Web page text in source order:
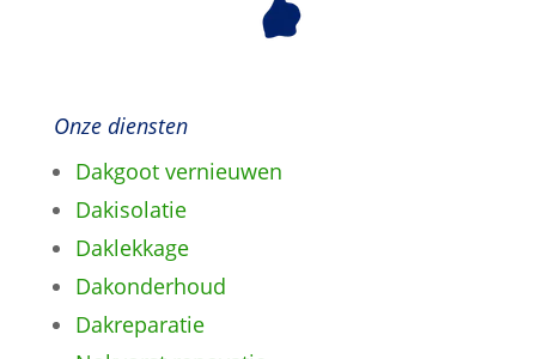
Onze diensten
Dakgoot vernieuwen
Dakisolatie
Daklekkage
Dakonderhoud
Dakreparatie